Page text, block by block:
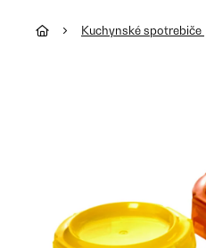
Kuchynské spotrebiče